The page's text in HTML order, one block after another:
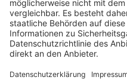
schwerwiegende
Pflanzen zu
bedeutet auch
strafrechtlicher